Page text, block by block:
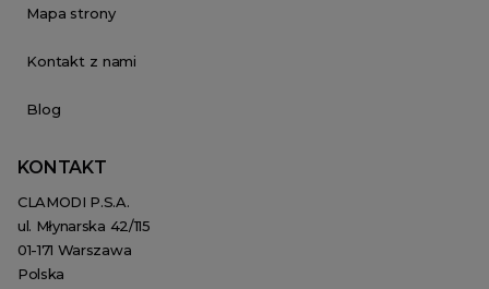
Mapa strony
Kontakt z nami
Blog
KONTAKT
CLAMODI P.S.A.
ul. Młynarska 42/115
01-171 Warszawa
Polska